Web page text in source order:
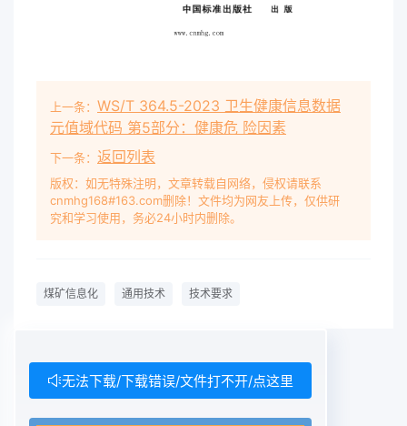
上一条： WS/T 364.5-2023 卫生健康信息数据
元值域代码 第5部分：健康危 险因素
下一条： 返回列表
版权：如无特殊注明，文章转载自网络，侵权请联系
cnmhg168#163.com删除！文件均为网友上传，仅供研
究和学习使用，务必24小时内删除。
煤矿信息化 通用技术 技术要求
无法下载/下载错误/文件打不开/点这里